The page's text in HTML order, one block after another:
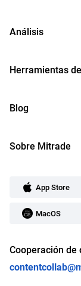
Análisis
Herramientas
Blog
Sobre Mitrade
App Store
MacOS
Cooperación de